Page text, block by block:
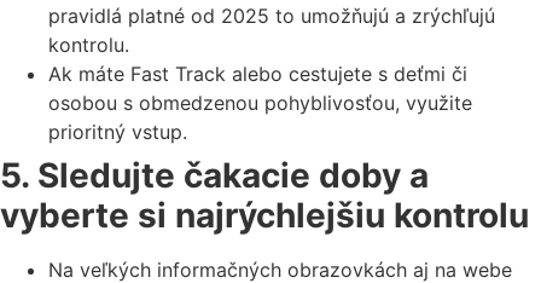
pravidlá platné od 2025 to umožňujú a zrýchľujú
kontrolu.
Ak máte Fast Track alebo cestujete s deťmi či
osobou s obmedzenou pohyblivosťou, využite
prioritný vstup.
5. Sledujte čakacie doby a
vyberte si najrýchlejšiu kontrolu
Na veľkých informačných obrazovkách aj na webe